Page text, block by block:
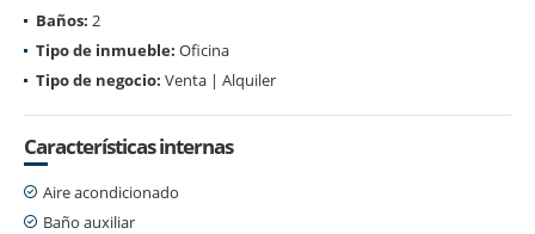
Baños: 2
Tipo de inmueble: Oficina
Tipo de negocio: Venta | Alquiler
Características internas
Aire acondicionado
Baño auxiliar